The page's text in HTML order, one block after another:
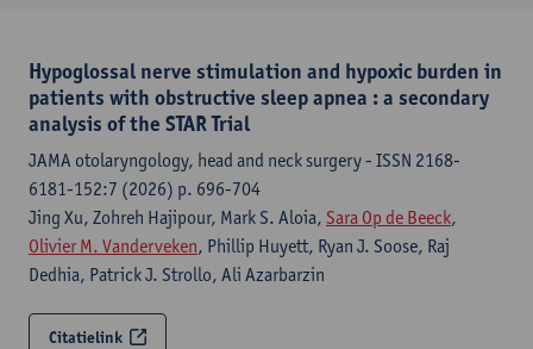
Hypoglossal nerve stimulation and hypoxic burden in
patients with obstructive sleep apnea : a secondary
analysis of the STAR Trial
JAMA otolaryngology, head and neck surgery - ISSN 2168-
6181-152:7 (2026) p. 696-704
Jing Xu, Zohreh Hajipour, Mark S. Aloia, Sara Op de Beeck,
Olivier M. Vanderveken, Phillip Huyett, Ryan J. Soose, Raj
Dedhia, Patrick J. Strollo, Ali Azarbarzin
Citatielink